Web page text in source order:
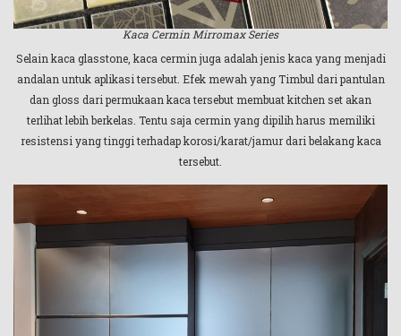
Kaca Cermin Mirromax Series
Selain kaca glasstone, kaca cermin juga adalah jenis kaca yang menjadi
andalan untuk aplikasi tersebut. Efek mewah yang Timbul dari pantulan
dan gloss dari permukaan kaca tersebut membuat kitchen set akan
terlihat lebih berkelas. Tentu saja cermin yang dipilih harus memiliki
resistensi yang tinggi terhadap korosi/karat/jamur dari belakang kaca
tersebut.